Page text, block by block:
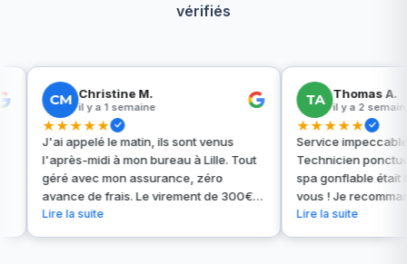
vérifiés
CM Christine M.
il y a 1 semaine
★★★★★
J'ai appelé le matin, ils sont venus
l'après-midi à mon bureau à Lille. Tout
géré avec mon assurance, zéro
avance de frais. Le virement de 300€
reçu 2 jours après. Parfait !
Lire la suite
TA Thomas A.
il y a 2 semaines
★★★★★
Service impeccable à
Technicien ponctuel,
spa gonflable était
vous ! Je recommande
tous mes collègues.
Lire la suite